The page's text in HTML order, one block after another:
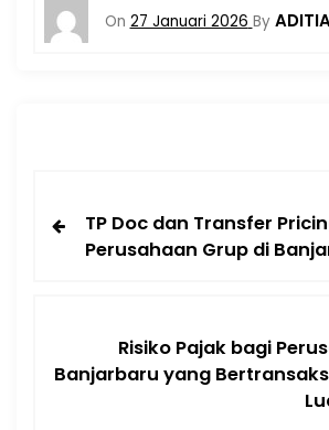
On 27 Januari 2026 By
TP Doc dan Transfer
Perusahaan Grup di
Risiko Pajak bagi
Banjarbaru yang